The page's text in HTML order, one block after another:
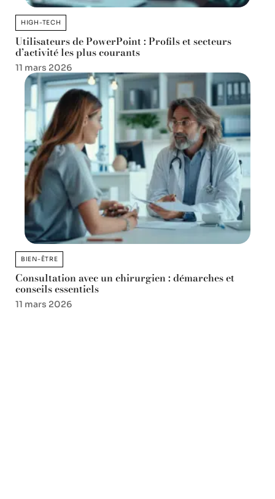
HIGH-TECH
Utilisateurs de PowerPoint : Profils et secteurs
d’activité les plus courants
11 mars 2026
BIEN-ÊTRE
Consultation avec un chirurgien : démarches et
conseils essentiels
11 mars 2026